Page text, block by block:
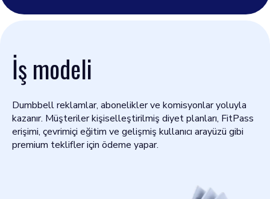
İş modeli
Dumbbell reklamlar, abonelikler ve komisyonlar yoluyla
kazanır. Müşteriler kişiselleştirilmiş diyet planları, FitPass
erişimi, çevrimiçi eğitim ve gelişmiş kullanıcı arayüzü gibi
premium teklifler için ödeme yapar.